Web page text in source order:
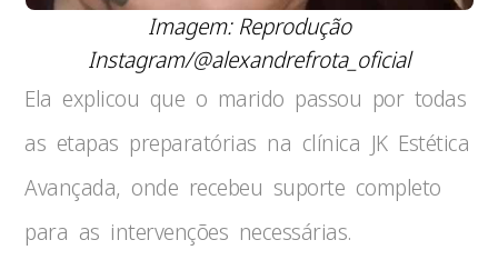
Imagem: Reprodução
Instagram/@alexandrefrota_oficial
Ela explicou que o marido passou por todas
as etapas preparatórias na clínica JK Estética
Avançada, onde recebeu suporte completo
para as intervenções necessárias.